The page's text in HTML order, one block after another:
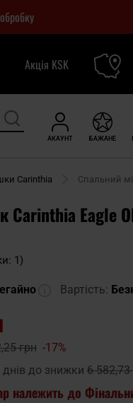
Акція KSK
АКАУНТ БАЖАНЕ
Carinthia Спальний
Carinthia Eagle
1)
Вартість:
грн -17%
до знижки 6 582,73
належить до